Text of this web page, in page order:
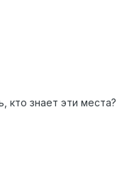
кто знает эти места?